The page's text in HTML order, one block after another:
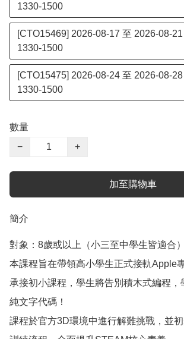
1330-1500
[CTO15469] 2026-08-17 至 2026-08-
1330-1500
[CTO15475] 2026-08-24 至 2026-08-
1330-1500
數量
−
+
加至購物車
簡介
對象：8歲或以上（小三至中學生皆適合）
本課程旨在帶領高小學生正式接軌Apple
承接初小課程，學生將告別積木式編程，
純文字代碼！
課程於官方3D環境中進行解難挑戰，並